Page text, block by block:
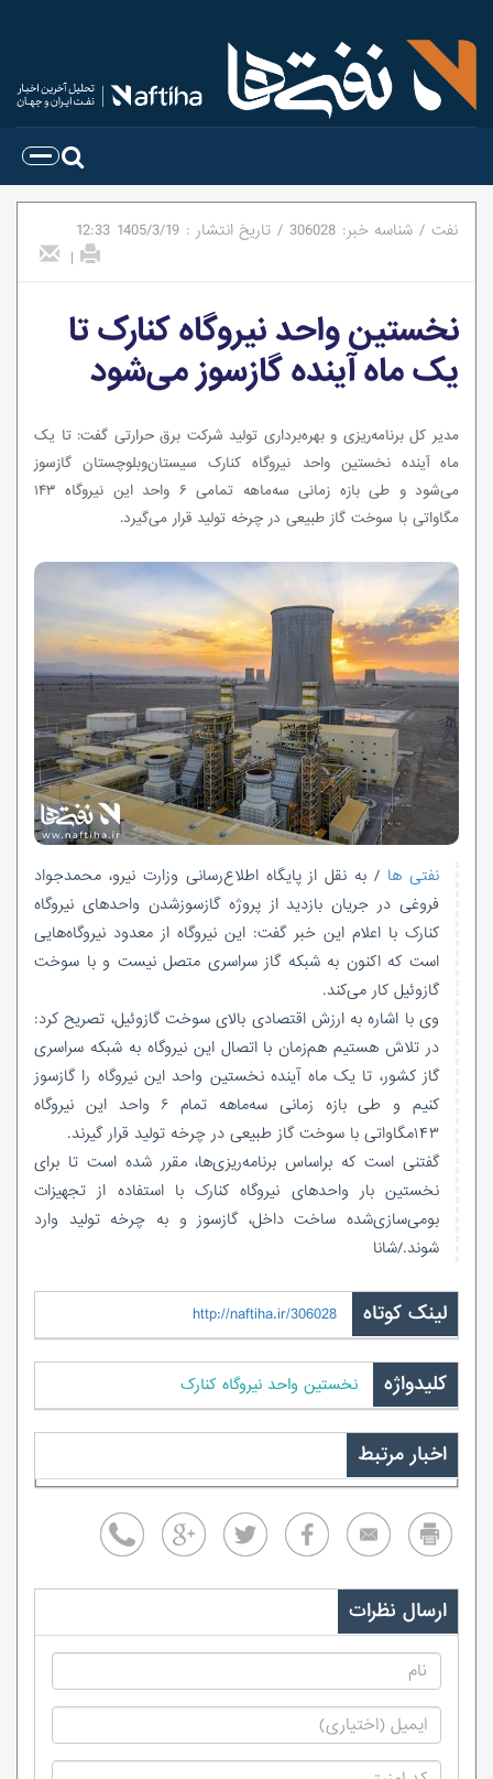
نفت / شناسه خبر: 306028
/ تاریخ انتشار : 1405/3/19
12:33
|
نخستین واحد نیروگاه کنارک تا
یک ماه آینده گازسوز می‌شود
مدیر کل برنامه‌ریزی و بهره‌برداری تولید شرکت برق حرارتی گفت: تا یک
ماه آینده نخستین واحد نیروگاه کنارک سیستان‌وبلوچستان گازسوز
می‌شود و طی بازه زمانی سه‌ماهه تمامی ۶ واحد این نیروگاه ۱۴۳
مگاواتی با سوخت گاز طبیعی در چرخه تولید قرار می‌گیرد.
نفتی ها / به نقل از پایگاه اطلاع‌رسانی وزارت نیرو، محمدجواد
فروغی در جریان بازدید از پروژه گازسوزشدن واحدهای نیروگاه
کنارک با اعلام این خبر گفت: این نیروگاه از معدود نیروگاه‌هایی
است که اکنون به شبکه گاز سراسری متصل نیست و با سوخت
گازوئیل کار می‌کند.
وی با اشاره به ارزش اقتصادی بالای سوخت گازوئیل، تصریح کرد:
در تلاش هستیم هم‌زمان با اتصال این نیروگاه به شبکه سراسری
گاز کشور، تا یک ماه آینده نخستین واحد این نیروگاه را گازسوز
کنیم و طی بازه زمانی سه‌ماهه تمام ۶ واحد این نیروگاه
۱۴۳مگاواتی با سوخت گاز طبیعی در چرخه تولید قرار گیرند.
گفتنی است که براساس برنامه‌ریزی‌ها، مقرر شده است تا برای
نخستین بار واحدهای نیروگاه کنارک با استفاده از تجهیزات
بومی‌سازی‌شده ساخت داخل، گازسوز و به چرخه تولید وارد
شوند./شانا
لینک کوتاه http://naftiha.ir/306028
کلیدواژه نخستین واحد نیروگاه کنارک
اخبار مرتبط
ارسال نظرات